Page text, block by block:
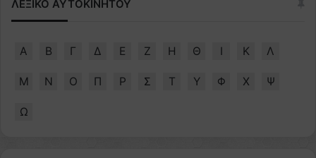
ΛΕΞΙΚΟ ΑΥΤΟΚΙΝΗΤΟΥ
Α Β Γ Δ Ε Ζ Η Θ Ι Κ Λ
Μ Ν Ο Π Ρ Σ Τ Υ Φ Χ Ψ
Ω